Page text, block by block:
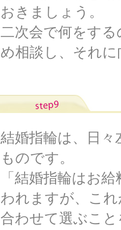
おきましょう。
二次会で何をす
め相談し、それ
結婚指輪は、日
ものです。
「結婚指輪はお
われますが、こ
合わせて選ぶこ